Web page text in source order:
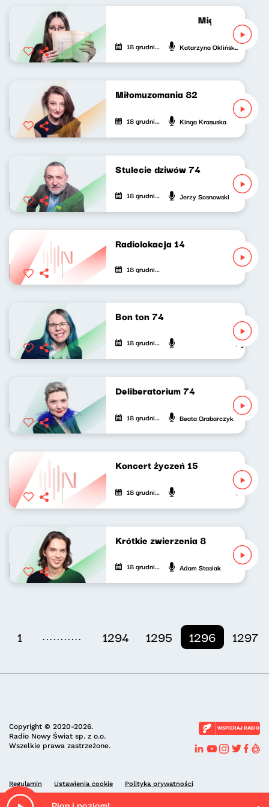
Mięta do
18 grudnia 2021 Katarzyna Oklińska
Miłomuzomania 82
18 grudnia 2021 Kinga Krasuska
Stulecie dziwów 74
18 grudnia 2021 Jerzy Sosnowski
Radiolokacja 14
18 grudnia 2021
Bon ton 74
18 grudnia 2021 Agnieszka
Deliberatorium 74
18 grudnia 2021 Beata Grabarczyk
Koncert życzeń 15
18 grudnia 2021 Michał
Krótkie zwierzenia 8
18 grudnia 2021 Adam Stasiak
1 ........... 1294 1295 1296 1297
Copyright © 2020-2026.
Radio Nowy Świat sp. z o.o.
Wszelkie prawa zastrzeżone.
WSPIERAJ RADIO
Regulamin Ustawienia cookie Polityka prywatności